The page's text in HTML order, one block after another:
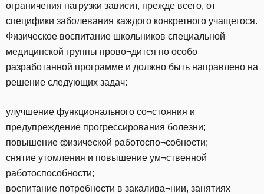
ограничения нагрузки зависит, прежде всего, от
специфики заболевания каждого конкретного учащегося.
Физическое воспитание школьников специальной
медицинской группы прово¬дится по особо
разработанной программе и должно быть направлено на
решение следующих задач:
улучшение функционального со¬стояния и
предупреждение прогрессирования болезни;
повышение физической работоспо¬собности;
снятие утомления и повышение ум¬ственной
работоспособности;
воспитание потребности в закалива¬нии, занятиях